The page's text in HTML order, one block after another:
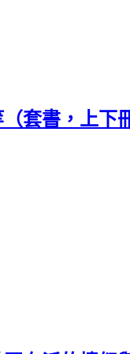
套書，上下